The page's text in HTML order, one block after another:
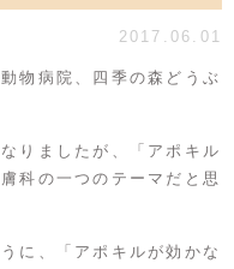
2017.06.01
物病院、四季の森どうぶ
りましたが、「アポキル
科の一つのテーマだと思
に、「アポキルが効かな